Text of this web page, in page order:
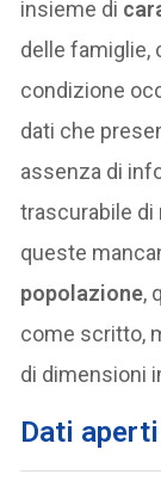
insieme di
delle famiglie,
condizione
dati che
assenza di
trascurabile di
queste
popolazione,
come scritto,
di dimensioni
Dati